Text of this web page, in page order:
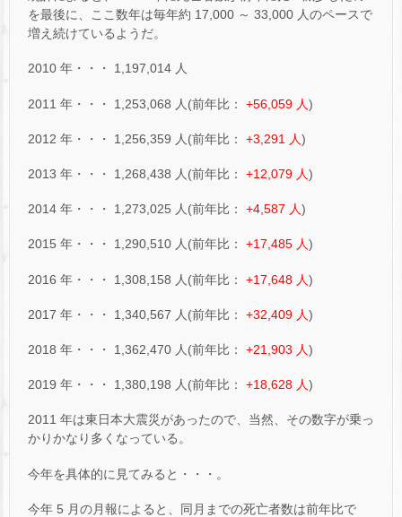
を最後に、ここ数年は毎年約 17,000 ～ 33,000 人のペースで
増え続けているようだ。
2010 年・・・ 1,197,014 人
2011 年・・・ 1,253,068 人(前年比： +56,059 人)
2012 年・・・ 1,256,359 人(前年比： +3,291 人)
2013 年・・・ 1,268,438 人(前年比： +12,079 人)
2014 年・・・ 1,273,025 人(前年比： +4,587 人)
2015 年・・・ 1,290,510 人(前年比： +17,485 人)
2016 年・・・ 1,308,158 人(前年比： +17,648 人)
2017 年・・・ 1,340,567 人(前年比： +32,409 人)
2018 年・・・ 1,362,470 人(前年比： +21,903 人)
2019 年・・・ 1,380,198 人(前年比： +18,628 人)
2011 年は東日本大震災があったので、当然、その数字が乗っ
かりかなり多くなっている。
今年を具体的に見てみると・・・。
今年 5 月の月報によると、同月までの死亡者数は前年比で